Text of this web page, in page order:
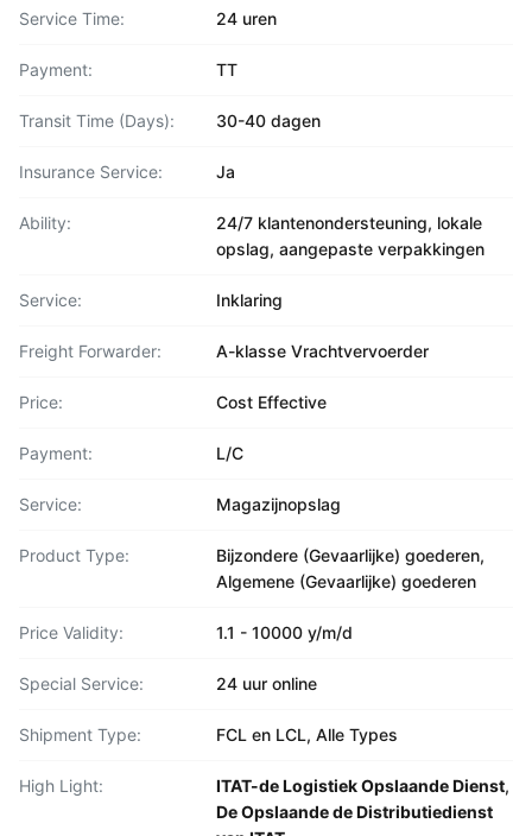
Service Time: 24 uren
Payment: TT
Transit Time (Days): 30-40 dagen
Insurance Service: Ja
Ability:
24/7 klantenondersteuning, lokale
opslag, aangepaste verpakkingen
Service: Inklaring
Freight Forwarder: A-klasse Vrachtvervoerder
Price: Cost Effective
Payment: L/C
Service: Magazijnopslag
Product Type:
Bijzondere (Gevaarlijke) goederen,
Algemene (Gevaarlijke) goederen
Price Validity: 1.1 - 10000 y/m/d
Special Service: 24 uur online
Shipment Type: FCL en LCL, Alle Types
High Light: ITAT-de Logistiek Opslaande Dienst,
De Opslaande de Distributiedienst